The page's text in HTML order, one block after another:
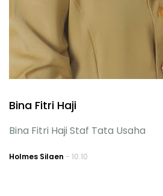
Bina Fitri Haji
Bina Fitri Haji Staf Tata Usaha
Holmes Silaen - 10.10